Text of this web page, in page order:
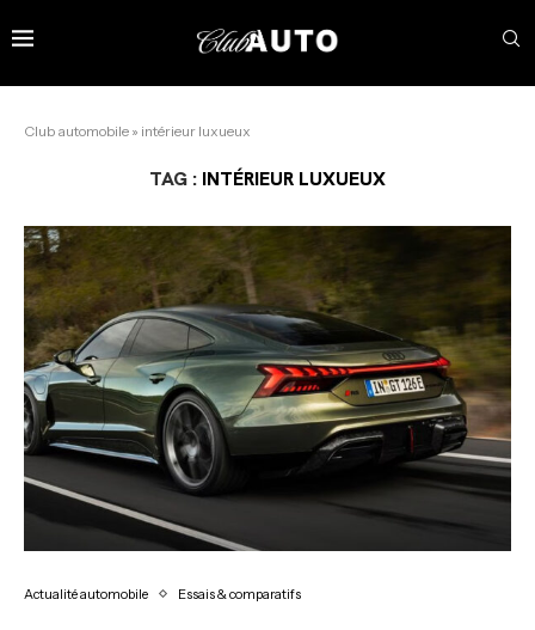
Club automobile » intérieur luxueux
TAG : INTÉRIEUR LUXUEUX
Actualité automobile Essais & comparatifs